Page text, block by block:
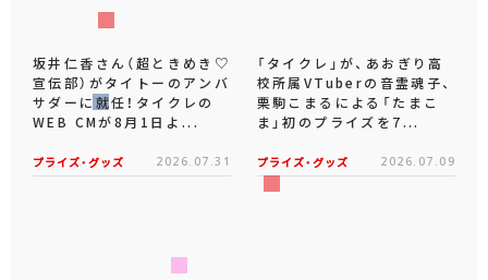
坂井仁香さん（超ときめき♡
宣伝部）がタイトーのアンバ
サダーに就任！タイクレの
WEB CMが8月1日よ...
プライズ・グッズ 2026.07.31
「タイクレ」が、あおぎり高
校所属VTuberの音霊魂子、
栗駒こまるによる「たまこ
ま」初のプライズを7...
プライズ・グッズ 2026.07.09